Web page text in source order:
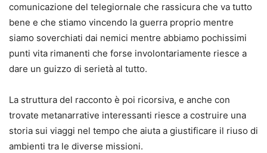
comunicazione del telegiornale che rassicura che va tutto
bene e che stiamo vincendo la guerra proprio mentre
siamo soverchiati dai nemici mentre abbiamo pochissimi
punti vita rimanenti che forse involontariamente riesce a
dare un guizzo di serietà al tutto.
La struttura del racconto è poi ricorsiva, e anche con
trovate metanarrative interessanti riesce a costruire una
storia sui viaggi nel tempo che aiuta a giustificare il riuso di
ambienti tra le diverse missioni.